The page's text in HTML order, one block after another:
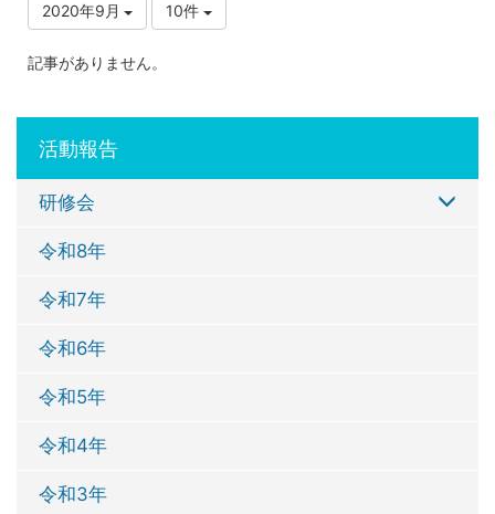
2020年9月 10件
記事がありません。
活動報告
研修会
令和8年
令和7年
令和6年
令和5年
令和4年
令和3年